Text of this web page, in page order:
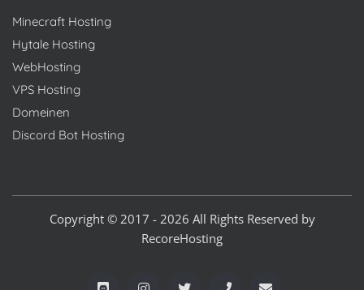
Minecraft Hosting
Hytale Hosting
WebHosting
VPS Hosting
Domeinen
Discord Bot Hosting
Copyright © 2017 - 2026 All Rights Reserved by
RecoreHosting